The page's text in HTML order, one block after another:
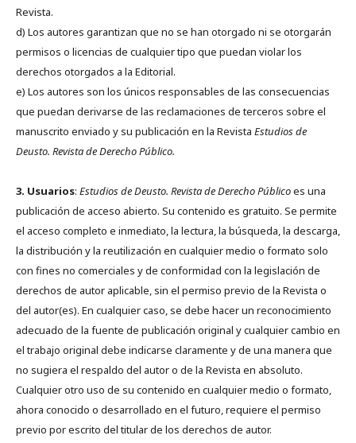
Revista.
d) Los autores garantizan que no se han otorgado ni se otorgarán
permisos o licencias de cualquier tipo que puedan violar los
derechos otorgados a la Editorial.
e) Los autores son los únicos responsables de las consecuencias
que puedan derivarse de las reclamaciones de terceros sobre el
manuscrito enviado y su publicación en la Revista Estudios de
Deusto. Revista de Derecho Público.
3. Usuarios: Estudios de Deusto. Revista de Derecho Públicoes una
publicación de acceso abierto. Su contenido es gratuito. Se permite
el acceso completo e inmediato, la lectura, la búsqueda, la descarga,
la distribución y la reutilización en cualquier medio o formato solo
con fines no comerciales y de conformidad con la legislación de
derechos de autor aplicable, sin el permiso previo de la Revista o
del autor(es). En cualquier caso, se debe hacer un reconocimiento
adecuado de la fuente de publicación original y cualquier cambio en
el trabajo original debe indicarse claramente y de una manera que
no sugiera el respaldo del autor o de la Revista en absoluto.
Cualquier otro uso de su contenido en cualquier medio o formato,
ahora conocido o desarrollado en el futuro, requiere el permiso
previo por escrito del titular de los derechos de autor.